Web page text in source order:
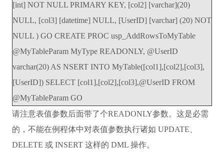
[int] NOT NULL PRIMARY KEY, [col2] [varchar](20)
NULL, [col3] [datetime] NULL, [UserID] [varchar] (20) NOT
NULL ) GO CREATE PROC usp_AddRowsToMyTable
@MyTableParam MyType READONLY, @UserID
varchar(20) AS NSERT INTO MyTable([col1],[col2],[col3],
[UserID]) SELECT [col1],[col2],[col3],@UserID FROM
@MyTableParam GO
请注意表值参数后面带了个READONLY参数。这是必需
的，不能在例程体中对表值参数执行诸如 UPDATE、
DELETE 或 INSERT 这样的 DML 操作。